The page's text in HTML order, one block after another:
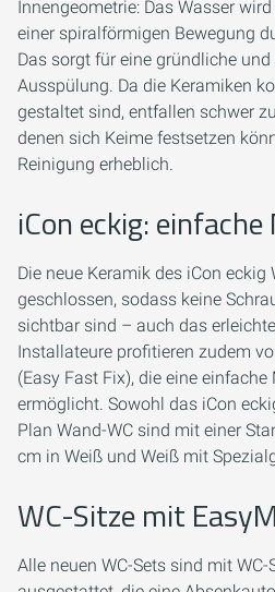
Innengeometrie: Das Wasser
einer spiralförmigen Bewegung
Das sorgt für eine gründliche
Ausspülung. Da die Keramiken
gestaltet sind, entfallen schwer
denen sich Keime festsetzen
Reinigung erheblich.
iCon eckig:
Die neue Keramik des iCon eckig
geschlossen, sodass keine
sichtbar sind – auch das
Installateure profitieren zudem
(Easy Fast Fix), die eine
ermöglicht. Sowohl das iCon
Plan Wand-WC sind mit einer
cm in Weiß und Weiß mit
WC-Sitze mit
Alle neuen WC-Sets sind mit